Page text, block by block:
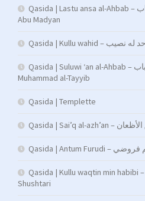
Qasida | Lastu ansa al-Ahbab – لست أنسى الأحباب | Al-Qutb
Abu Madyan
Qasida | Suluwi ‘an al-Ahbab – سلوي عن الأحباب | Sh.
Muhammad al-Tayyib
Qasida | Templette
Qasida | Kullu waqtin min habibi – كل وقت من حبيبي | Al-
Shushtari